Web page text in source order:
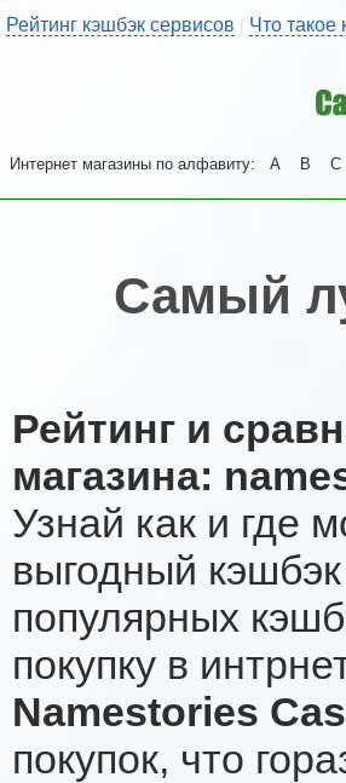
Рейтинг кэшбэк сервисов | Что такое
Интернет магазины по алфавиту: A B C
Самый
Рейтинг и
магазина:
Узнай как и где
выгодный
популярных
покупку в
Namestories
покупок, что